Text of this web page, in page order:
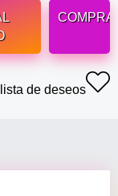
de deseos